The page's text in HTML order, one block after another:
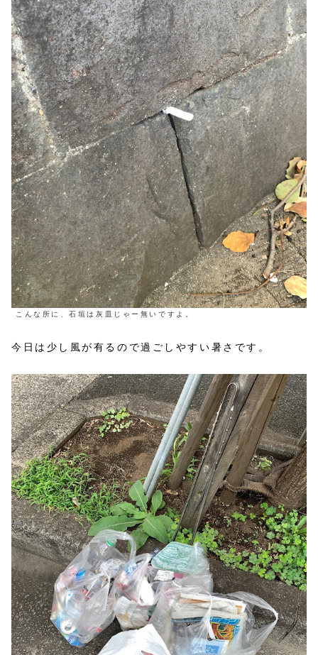
こんな所に、石垣は灰皿じゃー無いですよ。
今日は少し風が有るので過ごしやすい暑さです。